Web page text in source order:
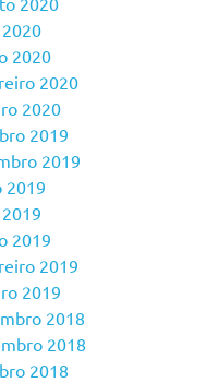
2020
2020
2020
2019
2019
2019
2019
2019
2019
2018
2018
2018